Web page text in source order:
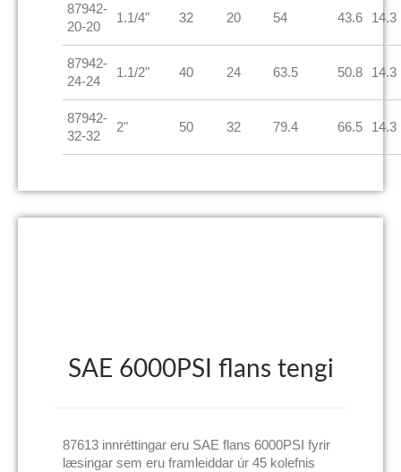
87942-
20-20
1.1/4" 32 20 54 43.6 14.3
87942-
24-24
1.1/2" 40 24 63.5 50.8 14.3
87942-
32-32
2" 50 32 79.4 66.5 14.3
SAE 6000PSI flans tengi
87613 innréttingar eru SAE flans 6000PSI fyrir
læsingar sem eru framleiddar úr 45 kolefnis